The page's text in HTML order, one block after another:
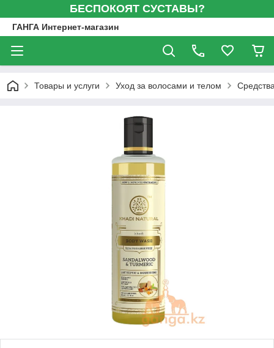
БЕСПОКОЯТ СУСТАВЫ?
ГАНГА Интернет-магазин
Товары и услуги Уход за волосами и телом